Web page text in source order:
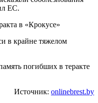
ЕС.
в «Крокусе»
в крайне тяжелом
погибших в теракте
Источник: onlinebrest.by